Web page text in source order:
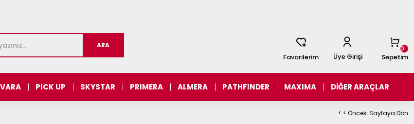
Sepetim
0
Favorilerim
Üye Girişi
PICK UP SKYSTAR PRIMERA ALMERA PATHFINDER MAXIMA DİĞER ARAÇLAR
< < Önceki Sayfaya Dön